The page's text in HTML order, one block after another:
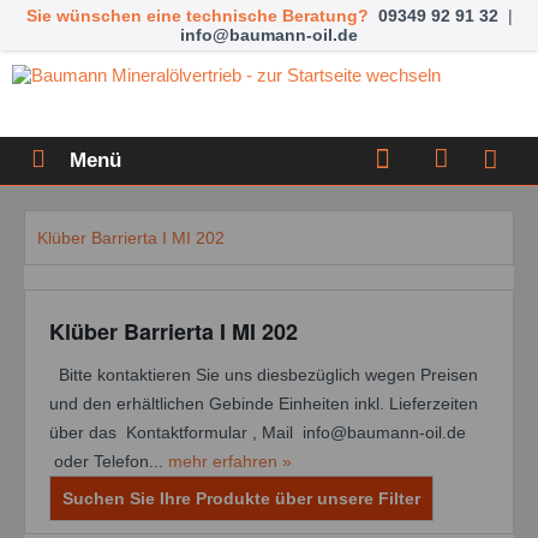
Sie wünschen eine technische Beratung? 09349 92 91 32 |
info@baumann-oil.de
Menü
Klüber Barrierta I MI 202
Klüber Barrierta I MI 202
Bitte kontaktieren Sie uns diesbezüglich wegen Preisen
und den erhältlichen Gebinde Einheiten inkl. Lieferzeiten
über das Kontaktformular , Mail info@baumann-oil.de
oder Telefon... mehr erfahren »
Suchen Sie Ihre Produkte über unsere Filter